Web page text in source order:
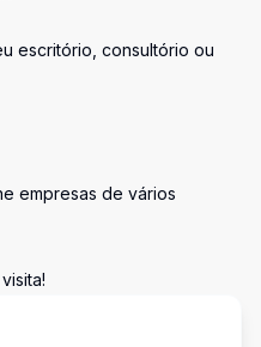
escritório, consultório ou
empresas de vários